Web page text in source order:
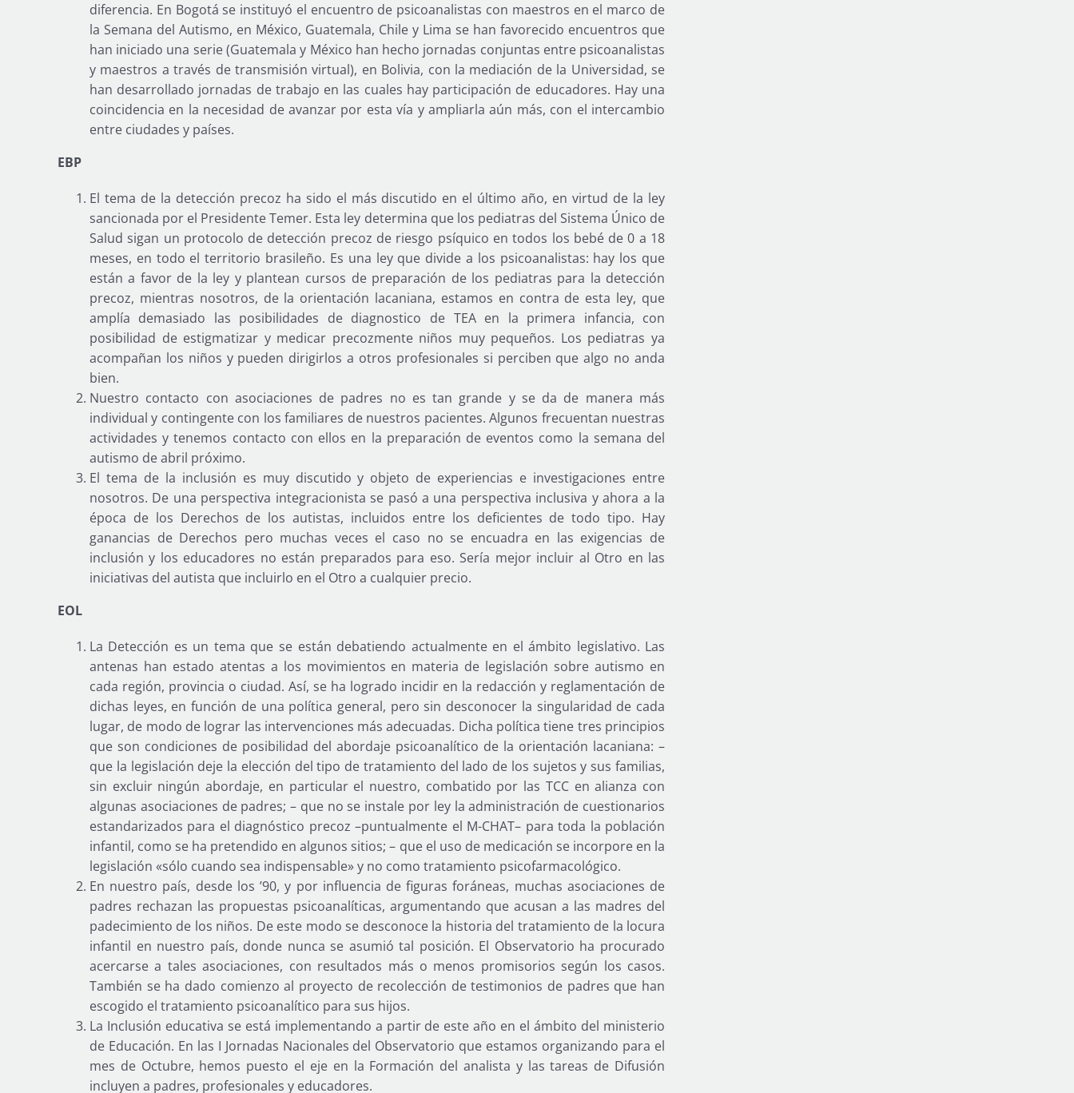
diferencia. En Bogotá se instituyó el encuentro de psicoanalistas con maestros en el marco de
la Semana del Autismo, en México, Guatemala, Chile y Lima se han favorecido encuentros que
han iniciado una serie (Guatemala y México han hecho jornadas conjuntas entre psicoanalistas
y maestros a través de transmisión virtual), en Bolivia, con la mediación de la Universidad, se
han desarrollado jornadas de trabajo en las cuales hay participación de educadores. Hay una
coincidencia en la necesidad de avanzar por esta vía y ampliarla aún más, con el intercambio
entre ciudades y países.
EBP
El tema de la detección precoz ha sido el más discutido en el último año, en virtud de la ley
sancionada por el Presidente Temer. Esta ley determina que los pediatras del Sistema Único de
Salud sigan un protocolo de detección precoz de riesgo psíquico en todos los bebé de 0 a 18
meses, en todo el territorio brasileño. Es una ley que divide a los psicoanalistas: hay los que
están a favor de la ley y plantean cursos de preparación de los pediatras para la detección
precoz, mientras nosotros, de la orientación lacaniana, estamos en contra de esta ley, que
amplía demasiado las posibilidades de diagnostico de TEA en la primera infancia, con
posibilidad de estigmatizar y medicar precozmente niños muy pequeños. Los pediatras ya
acompañan los niños y pueden dirigirlos a otros profesionales si perciben que algo no anda
bien.
Nuestro contacto con asociaciones de padres no es tan grande y se da de manera más
individual y contingente con los familiares de nuestros pacientes. Algunos frecuentan nuestras
actividades y tenemos contacto con ellos en la preparación de eventos como la semana del
autismo de abril próximo.
El tema de la inclusión es muy discutido y objeto de experiencias e investigaciones entre
nosotros. De una perspectiva integracionista se pasó a una perspectiva inclusiva y ahora a la
época de los Derechos de los autistas, incluidos entre los deficientes de todo tipo. Hay
ganancias de Derechos pero muchas veces el caso no se encuadra en las exigencias de
inclusión y los educadores no están preparados para eso. Sería mejor incluir al Otro en las
iniciativas del autista que incluirlo en el Otro a cualquier precio.
EOL
La Detección es un tema que se están debatiendo actualmente en el ámbito legislativo. Las
antenas han estado atentas a los movimientos en materia de legislación sobre autismo en
cada región, provincia o ciudad. Así, se ha logrado incidir en la redacción y reglamentación de
dichas leyes, en función de una política general, pero sin desconocer la singularidad de cada
lugar, de modo de lograr las intervenciones más adecuadas. Dicha política tiene tres principios
que son condiciones de posibilidad del abordaje psicoanalítico de la orientación lacaniana: –
que la legislación deje la elección del tipo de tratamiento del lado de los sujetos y sus familias,
sin excluir ningún abordaje, en particular el nuestro, combatido por las TCC en alianza con
algunas asociaciones de padres; – que no se instale por ley la administración de cuestionarios
estandarizados para el diagnóstico precoz –puntualmente el M-CHAT– para toda la población
infantil, como se ha pretendido en algunos sitios; – que el uso de medicación se incorpore en la
legislación «sólo cuando sea indispensable» y no como tratamiento psicofarmacológico.
En nuestro país, desde los ’90, y por influencia de figuras foráneas, muchas asociaciones de
padres rechazan las propuestas psicoanalíticas, argumentando que acusan a las madres del
padecimiento de los niños. De este modo se desconoce la historia del tratamiento de la locura
infantil en nuestro país, donde nunca se asumió tal posición. El Observatorio ha procurado
acercarse a tales asociaciones, con resultados más o menos promisorios según los casos.
También se ha dado comienzo al proyecto de recolección de testimonios de padres que han
escogido el tratamiento psicoanalítico para sus hijos.
La Inclusión educativa se está implementando a partir de este año en el ámbito del ministerio
de Educación. En las I Jornadas Nacionales del Observatorio que estamos organizando para el
mes de Octubre, hemos puesto el eje en la Formación del analista y las tareas de Difusión
incluyen a padres, profesionales y educadores.